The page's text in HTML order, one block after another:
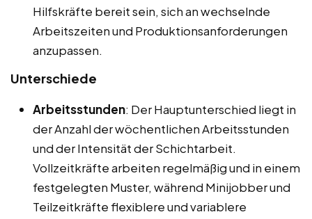
Hilfskräfte bereit sein, sich an wechselnde
Arbeitszeiten und Produktionsanforderungen
anzupassen.
Unterschiede
Arbeitsstunden: Der Hauptunterschied liegt in
der Anzahl der wöchentlichen Arbeitsstunden
und der Intensität der Schichtarbeit.
Vollzeitkräfte arbeiten regelmäßig und in einem
festgelegten Muster, während Minijobber und
Teilzeitkräfte flexiblere und variablere